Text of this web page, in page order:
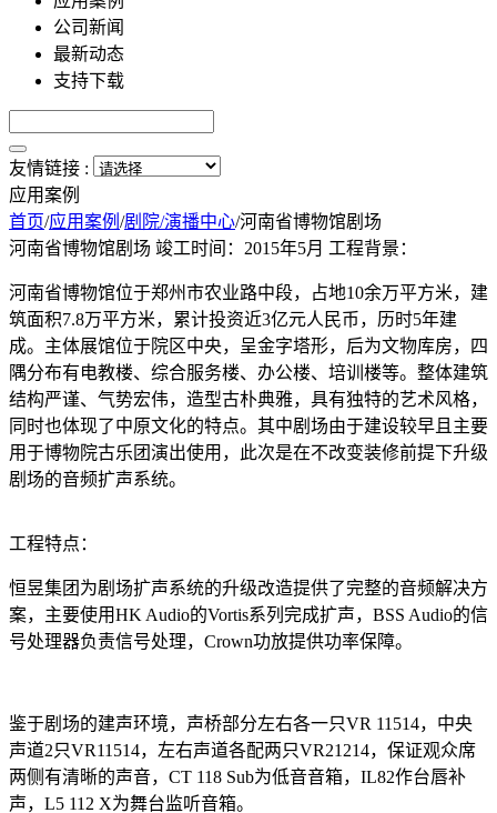
公司新闻
最新动态
支持下载
友情链接 :
应用案例
首页/应用案例 /剧院/演播中心/河南省博物馆剧场
河南省博物馆剧场 竣工时间：2015年5月 工程背景：
河南省博物馆位于郑州市农业路中段，占地10余万平方米，建
筑面积7.8万平方米，累计投资近3亿元人民币，历时5年建
成。主体展馆位于院区中央，呈金字塔形，后为文物库房，四
隅分布有电教楼、综合服务楼、办公楼、培训楼等。整体建筑
结构严谨、气势宏伟，造型古朴典雅，具有独特的艺术风格，
同时也体现了中原文化的特点。其中剧场由于建设较早且主要
用于博物院古乐团演出使用，此次是在不改变装修前提下升级
剧场的音频扩声系统。
工程特点：
恒昱集团为剧场扩声系统的升级改造提供了完整的音频解决方
案，主要使用HK Audio的Vortis系列完成扩声，BSS Audio的信
号处理器负责信号处理，Crown功放提供功率保障。
鉴于剧场的建声环境，声桥部分左右各一只VR 11514，中央
声道2只VR11514，左右声道各配两只VR21214，保证观众席
两侧有清晰的声音，CT 118 Sub为低音音箱，IL82作台唇补
声，L5 112 X为舞台监听音箱。